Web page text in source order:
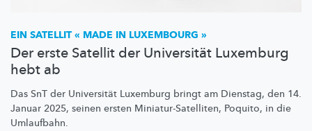
EIN SATELLIT « MADE IN LUXEMBOURG »
Der erste Satellit der Universität Luxemburg
hebt ab
Das SnT der Universität Luxemburg bringt am Dienstag, den 14.
Januar 2025, seinen ersten Miniatur-Satelliten, Poquito, in die
Umlaufbahn.